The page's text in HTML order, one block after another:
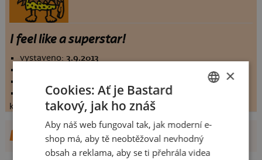
I feel like a superstar!
vystaveno: 3.9.2013
koupilo by:2 lidí
konečné hodnocení:3.13333
DALŠÍ NÁVRHY OD ODIK
SLOVAK
×
Cookies: Ať je Bastard
takový, jak ho znáš
Aby náš web fungoval tak, jak moderní e-
shop má, aby tě neobtěžoval nevhodný
obsah a reklama, aby se ti přehrála videa